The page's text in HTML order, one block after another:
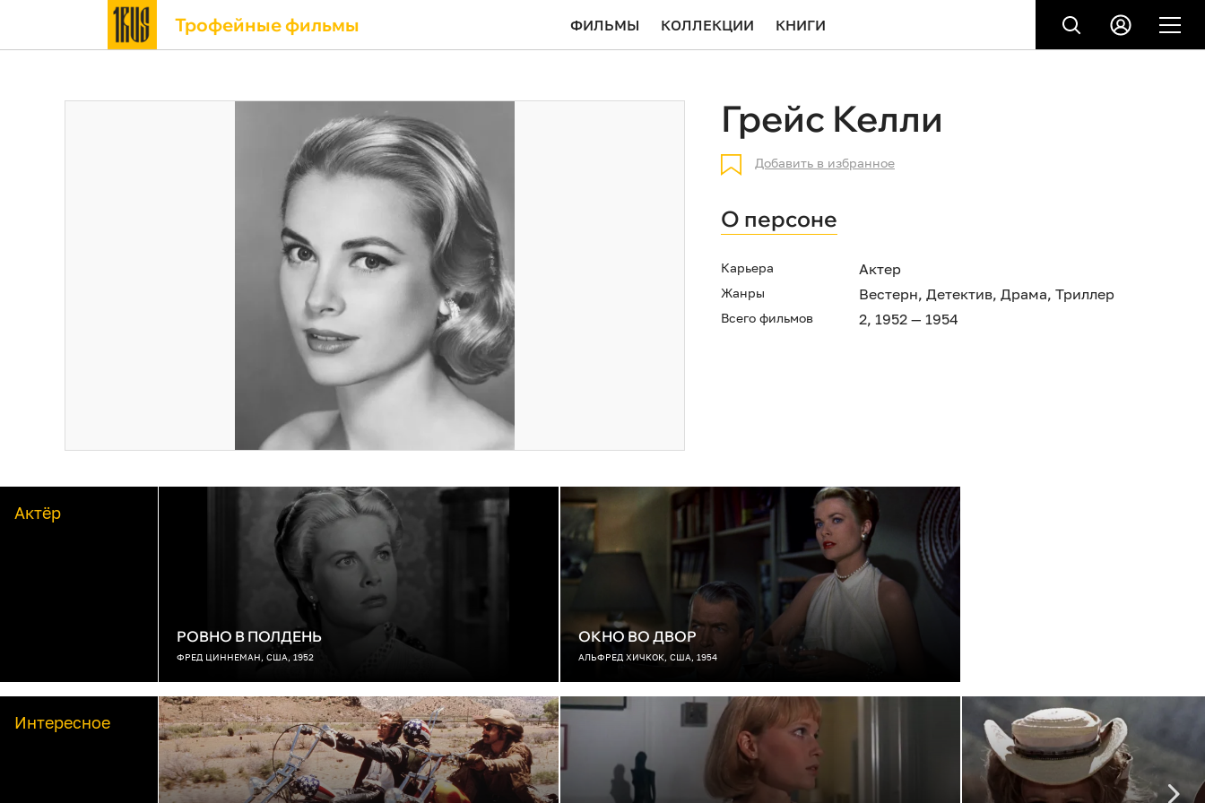
Трофейные фильмы ФИЛЬМЫ КОЛЛЕКЦИИ КНИГИ
Грейс Келли
Добавить в избранное
О персоне
Карьера Актер
Жанры Вестерн, Детектив, Драма, Триллер
Всего фильмов 2, 1952 — 1954
Актёр
РОВНО В ПОЛДЕНЬ
ФРЕД ЦИННЕМАН, США, 1952
ОКНО ВО ДВОР
АЛЬФРЕД ХИЧКОК, США, 1954
Интересное